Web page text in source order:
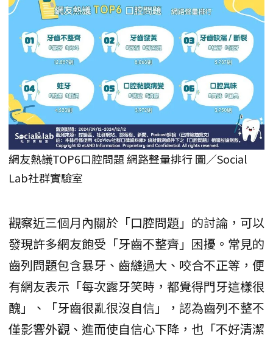
網友熱議TOP6口腔問題 網路聲量排行 圖／Social
Lab社群實驗室
觀察近三個月內關於「口腔問題」的討論，可以
發現許多網友飽受「牙齒不整齊」困擾。常見的
齒列問題包含暴牙、齒縫過大、咬合不正等，便
有網友表示「每次露牙笑時，都覺得門牙這樣很
醜」、「牙齒很亂很沒自信」，認為齒列不整不
僅影響外觀、進而使自信心下降，也「不好清潔